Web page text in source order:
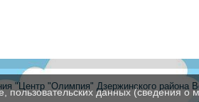
"Центр "Олимпия" Дзержинского района
пользовательских данных (сведения